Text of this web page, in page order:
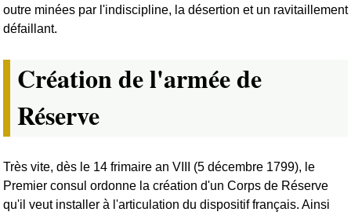
outre minées par l'indiscipline, la désertion et un ravitaillement
défaillant.
Création de l'armée de
Réserve
Très vite, dès le 14 frimaire an VIII (5 décembre 1799), le
Premier consul ordonne la création d'un Corps de Réserve
qu'il veut installer à l'articulation du dispositif français. Ainsi